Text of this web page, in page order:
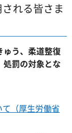
れる皆さま
ゅう、柔道整復
罰の対象とな
（厚生労働省